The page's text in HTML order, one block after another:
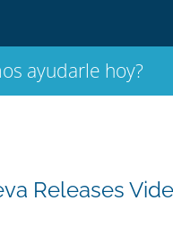
ayudarle hoy?
Releases